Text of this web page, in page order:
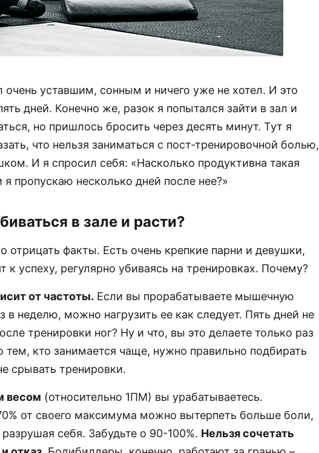
уставшим, сонным и ничего уже не хотел. И это
дней. Конечно же, разок я попытался зайти в зал и
но пришлось бросить через десять минут. Тут я
что нельзя заниматься с пост-тренировочной болью,
И я спросил себя: «Насколько продуктивна такая
я пропускаю несколько дней после нее?»
в зале и расти?
отрицать факты. Есть очень крепкие парни и девушки,
к успеху, регулярно убиваясь на тренировках. Почему?
от частоты. Если вы прорабатываете мышечную
в неделю, можно нагрузить ее как следует. Пять дней не
тренировки ног? Ну и что, вы это делаете только раз
тем, кто занимается чаще, нужно правильно подбирать
срывать тренировки.
весом (относительно 1ПМ) вы урабатываетесь.
от своего максимума можно вытерпеть больше боли,
себя. Забудьте о 90-100%. Нельзя сочетать